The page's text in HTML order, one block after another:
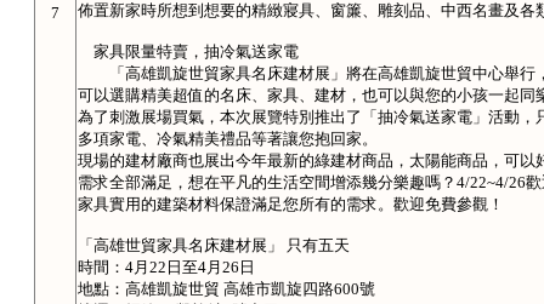
7
佈置新家時所想到想要的精緻寢具、窗簾、雕刻品、中西名畫及
家具限量特賣，抽冷氣送家電
「高雄凱旋世貿家具名床建材展」將在高雄凱旋世貿中心舉行
可以選購精美超值的名床、家具、建材，也可以與您的小孩一起
為了刺激展場買氣，本次展覽特別推出了「抽冷氣送家電」活動
多項家電、冷氣精美禮品等著讓您抱回家。
現場的建材廠商也展出今年最新的綠建材商品，太陽能商品，可
需求全部滿足，想在平凡的生活空間增添幾分樂趣嗎？4/22~4/26
家具實用的建築材料保證滿足您所有的需求。歡迎免費參觀！
「高雄世貿家具名床建材展」 只有五天
時間：4月22日至4月26日
地點：高雄凱旋世貿 高雄市凱旋四路600號